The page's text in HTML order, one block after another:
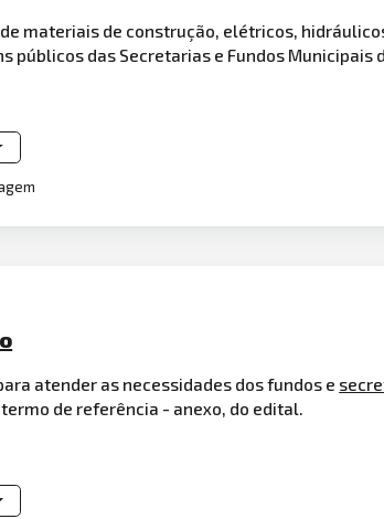
materiais de construção, elétricos,
públicos das Secretarias e Fundos Municipais
atender as necessidades dos fundos e
de referência - anexo, do edital.